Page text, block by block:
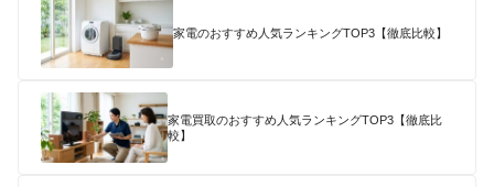
家電のおすすめ人気ランキングTOP3【徹底比較】
家電買取のおすすめ人気ランキングTOP3【徹底比
較】